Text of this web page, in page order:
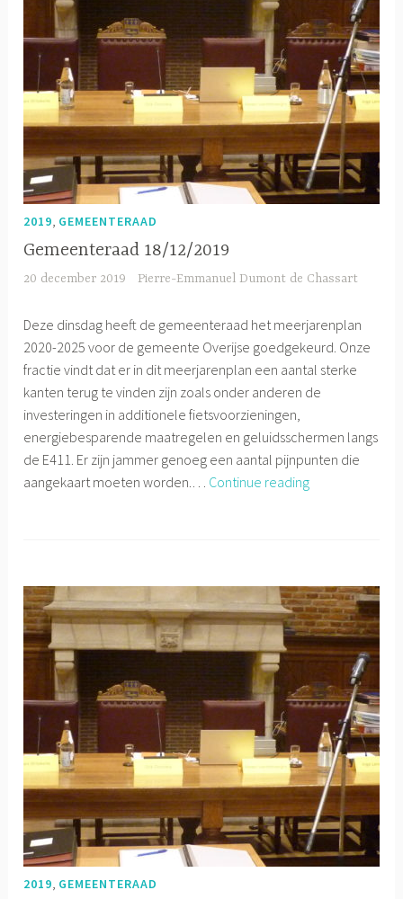
2019, GEMEENTERAAD
Gemeenteraad 18/12/2019
20 december 2019 Pierre-Emmanuel Dumont de Chassart
Deze dinsdag heeft de gemeenteraad het meerjarenplan
2020-2025 voor de gemeente Overijse goedgekeurd. Onze
fractie vindt dat er in dit meerjarenplan een aantal sterke
kanten terug te vinden zijn zoals onder anderen de
investeringen in additionele fietsvoorzieningen,
energiebesparende maatregelen en geluidsschermen langs
de E411. Er zijn jammer genoeg een aantal pijnpunten die
aangekaart moeten worden.… Continue readingGemeenteraad
2019, GEMEENTERAAD